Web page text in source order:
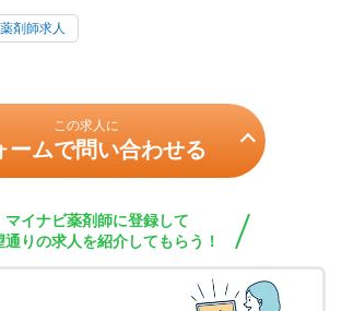
剤師求人
この求人に
ームで問い合わせる
マイナビ薬剤師に登録して
通りの求人を紹介してもらう！